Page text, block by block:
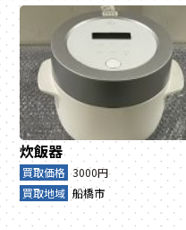
炊飯器
買取価格 3000円
買取地域 船橋市